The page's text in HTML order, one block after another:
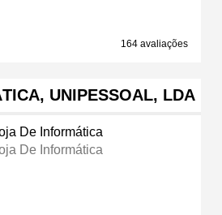
164 avaliações
UNIPESSOAL, LDA
De Informática
De Informática